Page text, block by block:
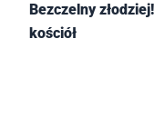
Bezczelny
kościół